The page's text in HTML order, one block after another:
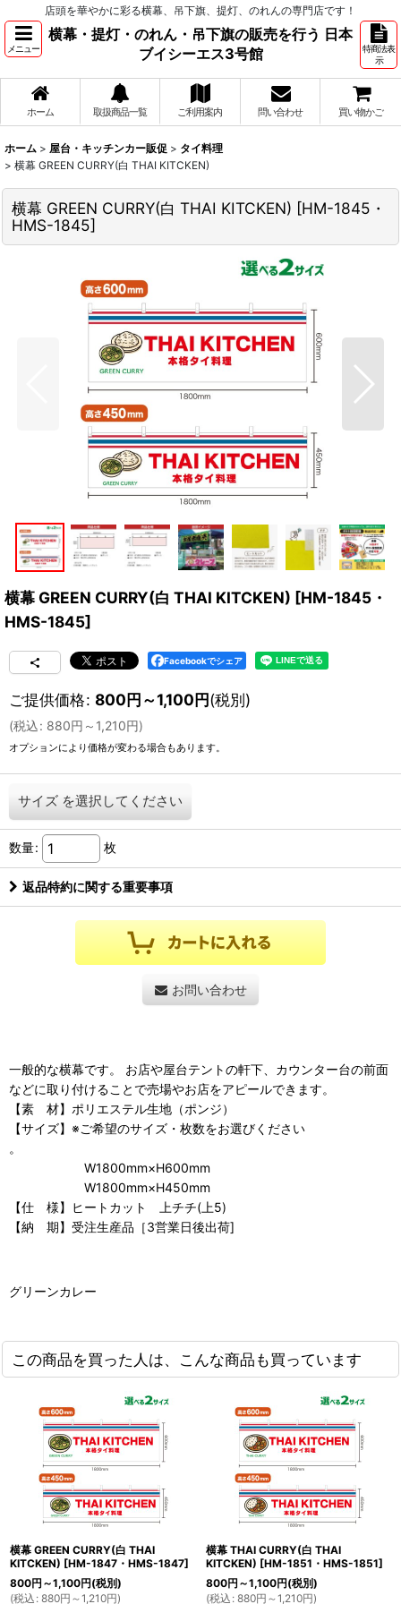
店頭を華やかに彩る横幕、吊下旗、提灯、のれんの専門店です！
メニュー
横幕・提灯・のれん・吊下旗の販売を行う 日本
ブイシーエス3号館
特商法表
示
ホーム 取扱商品一覧 ご利用案内 問い合わせ 買い物かご
ホーム > 屋台・キッチンカー販促 > タイ料理
> 横幕 GREEN CURRY(白 THAI KITCKEN)
横幕 GREEN CURRY(白 THAI KITCKEN) [HM-1845・
HMS-1845]
横幕 GREEN CURRY(白 THAI KITCKEN) [HM-1845・
HMS-1845]
Facebookでシェア
ご提供価格: 800円～1,100円(税別)
(税込: 880円 ～1,210円)
オプションにより価格が変わる場合もあります。
サイズ を選択してください
数量: 枚
返品特約に関する重要事項
お問い合わせ
一般的な横幕です。 お店や屋台テントの軒下、カウンター台の前面
などに取り付けることで売場やお店をアピールできます。
【素 材】ポリエステル生地（ポンジ）
【サイズ】※ご希望のサイズ・枚数をお選びください
。
W1800mm×H600mm
W1800mm×H450mm
【仕 様】ヒートカット 上チチ(上5)
【納 期】受注生産品［3営業日後出荷]
グリーンカレー
この商品を買った人は、こんな商品も買っています
横幕 GREEN CURRY(白 THAI
KITCKEN) [HM-1847・HMS-1847]
800円 ～1,100円(税別)
(税込 : 880円 ～1,210円)
横幕 THAI CURRY(白 THAI
KITCKEN) [HM-1851・HMS-1851]
800円 ～1,100円(税別)
(税込 : 880円 ～1,210円)